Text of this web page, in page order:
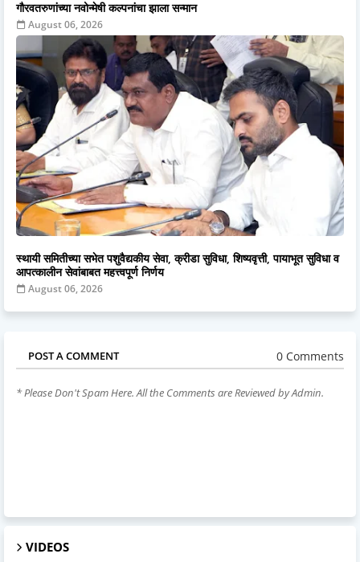
गौरवतरुणांच्या नवोन्मेषी कल्पनांचा झाला सन्मान
August 06, 2026
स्थायी समितीच्या सभेत पशुवैद्यकीय सेवा, क्रीडा सुविधा, शिष्यवृत्ती, पायाभूत सुविधा व
आपत्कालीन सेवांबाबत महत्त्वपूर्ण निर्णय
August 06, 2026
POST A COMMENT 0 Comments
* Please Don't Spam Here. All the Comments are Reviewed by Admin.
VIDEOS